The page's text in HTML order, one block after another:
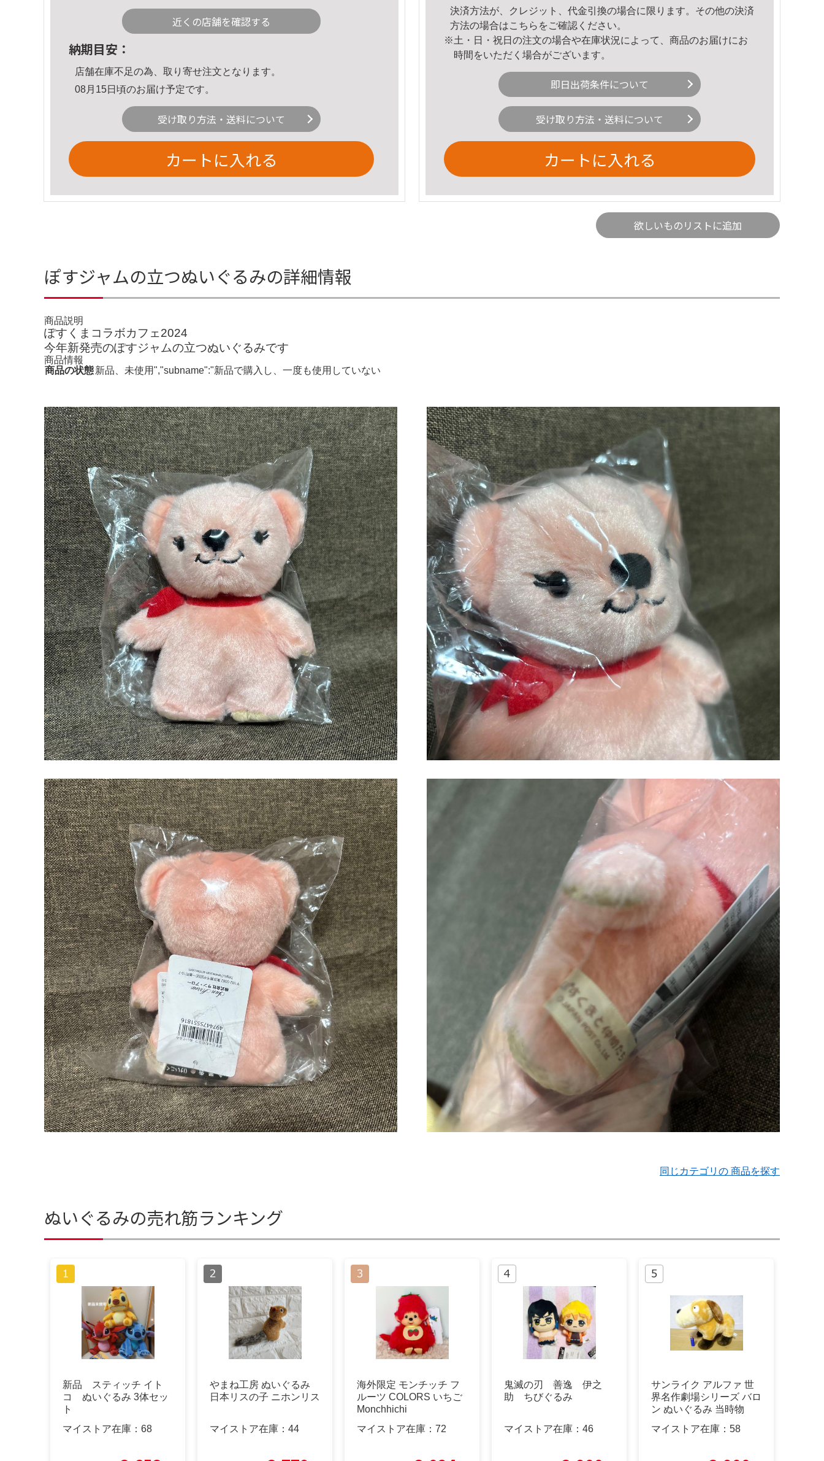
近くの店舗を確認する
納期目安：
店舗在庫不足の為、取り寄せ注文となります。
08月15日頃のお届け予定です。
受け取り方法・送料について
カートに入れる
決済方法が、クレジット、代金引換の場合に限ります。その他の決済
方法の場合はこちら をご確認ください。
※土・日・祝日の注文の場合や在庫状況によって、商品のお届けにお
時間をいただく場合がございます。
即日出荷条件について
受け取り方法・送料について
カートに入れる
欲しいものリストに追加
ぽすジャムの立つぬいぐるみの詳細情報
商品説明
ぽすくまコラボカフェ2024
今年新発売のぽすジャムの立つぬいぐるみです
商品情報
商品の状態新品、未使用","subname":"新品で購入し、一度も使用していない
同じカテゴリの 商品を探す
ぬいぐるみの売れ筋ランキング
新品 スティッチ イト
コ ぬいぐるみ 3体セッ
ト
マイストア在庫： 68
やまね工房 ぬいぐるみ
日本リスの子 ニホンリス
マイストア在庫： 44
海外限定 モンチッチ フ
ルーツ COLORS いちご
Monchhichi
マイストア在庫： 72
鬼滅の刃 善逸 伊之
助 ちびぐるみ
マイストア在庫： 46
サンライク アルファ 世
界名作劇場シリーズ バロ
ン ぬいぐるみ 当時物
マイストア在庫： 58